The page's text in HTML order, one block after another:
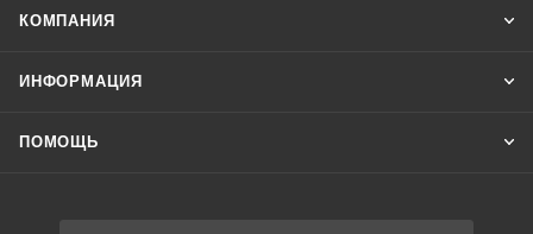
КОМПАНИЯ
ИНФОРМАЦИЯ
ПОМОЩЬ